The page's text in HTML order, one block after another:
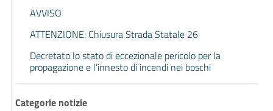
AVVISO
ATTENZIONE: Chiusura Strada Statale 26
Decretato lo stato di eccezionale pericolo per la
propagazione e l’innesto di incendi nei boschi
Categorie notizie